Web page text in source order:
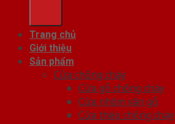
Trang chủ
Giới thiệu
Sản phẩm
Cửa chống cháy
Cửa gỗ chống cháy
Cửa nhôm vân gỗ
Cửa thép chống cháy